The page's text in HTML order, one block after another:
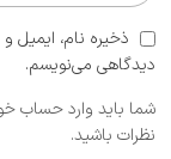
ذخیره نام، ایمیل
دیدگاهی می‌نویسم.
شما باید وارد حساب
نظرات باشید.